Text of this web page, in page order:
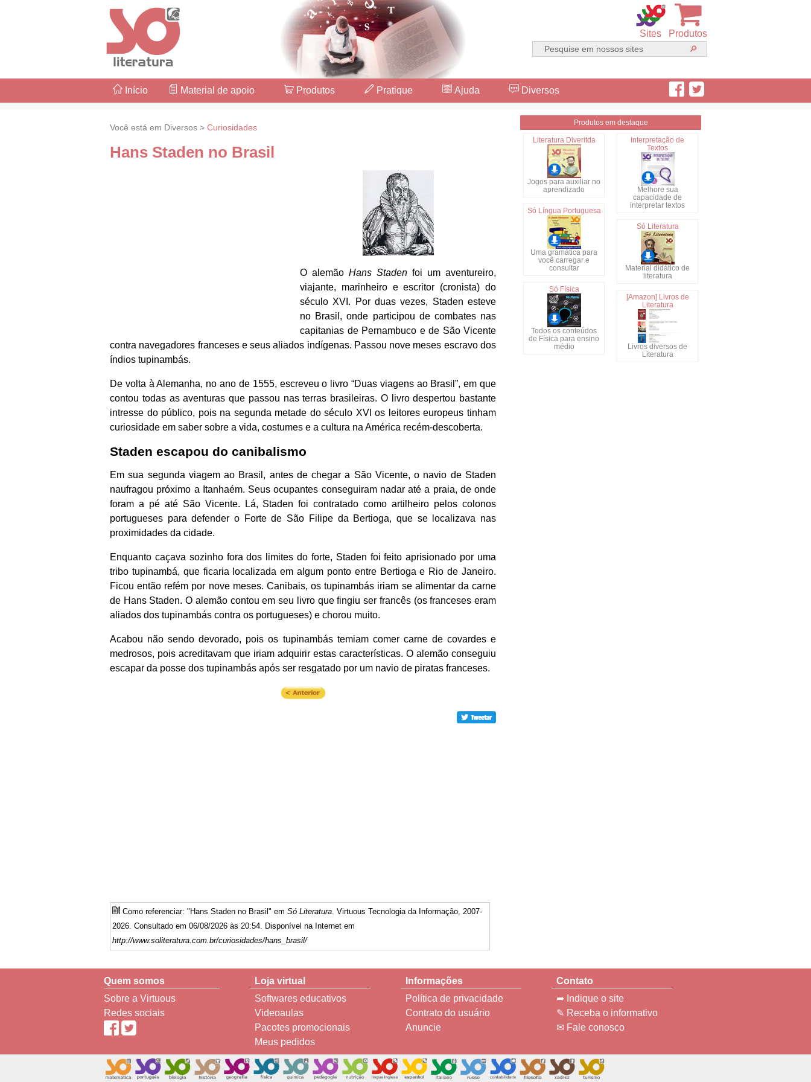
Produtos
Sites
Início Material de apoio Produtos Pratique Ajuda Diversos
Você está em Diversos > Curiosidades
Hans Staden no Brasil
O alemão Hans Staden foi um aventureiro,
viajante, marinheiro e escritor (cronista) do
século XVI. Por duas vezes, Staden esteve
no Brasil, onde participou de combates nas
capitanias de Pernambuco e de São Vicente
contra navegadores franceses e seus aliados indígenas. Passou nove meses escravo dos
índios tupinambás.
De volta à Alemanha, no ano de 1555, escreveu o livro “Duas viagens ao Brasil”, em que
contou todas as aventuras que passou nas terras brasileiras. O livro despertou bastante
intresse do público, pois na segunda metade do século XVI os leitores europeus tinham
curiosidade em saber sobre a vida, costumes e a cultura na América recém-descoberta.
Staden escapou do canibalismo
Em sua segunda viagem ao Brasil, antes de chegar a São Vicente, o navio de Staden
naufragou próximo a Itanhaém. Seus ocupantes conseguiram nadar até a praia, de onde
foram a pé até São Vicente. Lá, Staden foi contratado como artilheiro pelos colonos
portugueses para defender o Forte de São Filipe da Bertioga, que se localizava nas
proximidades da cidade.
Enquanto caçava sozinho fora dos limites do forte, Staden foi feito aprisionado por uma
tribo tupinambá, que ficaria localizada em algum ponto entre Bertioga e Rio de Janeiro.
Ficou então refém por nove meses. Canibais, os tupinambás iriam se alimentar da carne
de Hans Staden. O alemão contou em seu livro que fingiu ser francês (os franceses eram
aliados dos tupinambás contra os portugueses) e chorou muito.
Acabou não sendo devorado, pois os tupinambás temiam comer carne de covardes e
medrosos, pois acreditavam que iriam adquirir estas características. O alemão conseguiu
escapar da posse dos tupinambás após ser resgatado por um navio de piratas franceses.
Como referenciar: "Hans Staden no Brasil" em Só Literatura . Virtuous Tecnologia da Informação, 2007-
2026. Consultado em 06/08/2026 às 20:54. Disponível na Internet em
http://www.soliteratura.com.br/curiosidades/hans_brasil/
Produtos em destaque
Literatura Diveritda
Jogos para auxiliar no
aprendizado
Interpretação de
Textos
Melhore sua
capacidade de
interpretar textos
Só Língua Portuguesa
Uma gramática para
você carregar e
consultar
Só Literatura
Material didático de
literatura
Só Física
Todos os conteúdos
de Física para ensino
médio
[Amazon] Livros de
Literatura
Livros diversos de
Literatura
Quem somos
Sobre a Virtuous
Redes sociais
Loja virtual
Softwares educativos
Videoaulas
Pacotes promocionais
Meus pedidos
Informações
Política de privacidade
Contrato do usuário
Anuncie
Contato
➦ Indique o site
✎ Receba o informativo
✉ Fale conosco